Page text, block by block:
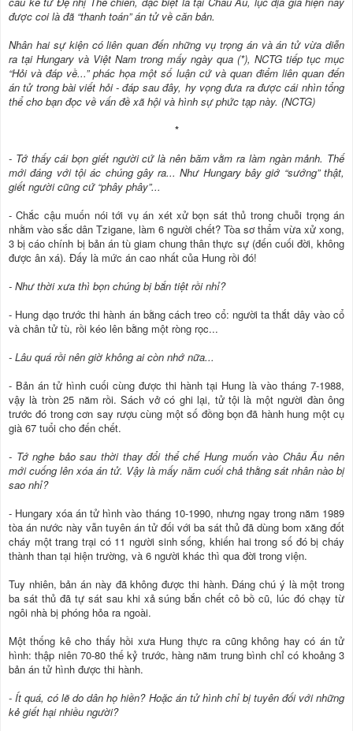
được coi là đã “thanh toán” án tử về căn bản.
Nhân hai sự kiện có liên quan đến những vụ trọng án và án tử vừa diễn
ra tại Hungary và Việt Nam trong mấy ngày qua (*), NCTG tiếp tục mục
“Hỏi và đáp về...” phác họa một số luận cứ và quan điểm liên quan đến
án tử trong bài viết hỏi - đáp sau đây, hy vọng đưa ra được cái nhìn tổng
thể cho bạn đọc về vấn đề xã hội và hình sự phức tạp này. (NCTG)
*
- Tớ thấy cái bọn giết người cứ là nên băm vằm ra làm ngàn mảnh. Thế
mới đáng với tội ác chúng gây ra... Như Hungary bây giớ “sướng” thật,
giết người cũng cứ “phây phây”...
- Chắc cậu muốn nói tới vụ án xét xử bọn sát thủ trong chuỗi trọng án
nhằm vào sắc dân Tzigane, làm 6 người chết? Tòa sơ thẩm vừa xử xong,
3 bị cáo chính bị bản án tù giam chung thân thực sự (đến cuối đời, không
được ân xá). Đấy là mức án cao nhất của Hung rồi đó!
- Như thời xưa thì bọn chúng bị bắn tiệt rồi nhỉ?
- Hung dạo trước thi hành án bằng cách treo cổ: người ta thắt dây vào cổ
và chân tử tù, rồi kéo lên bằng một ròng rọc...
- Lâu quá rồi nên giờ không ai còn nhớ nữa...
- Bản án tử hình cuối cùng được thi hành tại Hung là vào tháng 7-1988,
vậy là tròn 25 năm rồi. Sách vở có ghi lại, tử tội là một người đàn ông
trước đó trong cơn say rượu cùng một số đồng bọn đã hành hung một cụ
già 67 tuổi cho đến chết.
- Tớ nghe bảo sau thời thay đổi thể chế Hung muốn vào Châu Âu nên
mới cuống lên xóa án tử. Vậy là mấy năm cuối chả thằng sát nhân nào bị
sao nhỉ?
- Hungary xóa án tử hình vào tháng 10-1990, nhưng ngay trong năm 1989
tòa án nước này vẫn tuyên án tử đối với ba sát thủ đã dùng bom xăng đốt
cháy một trang trại có 11 người sinh sống, khiến hai trong số đó bị cháy
thành than tại hiện trường, và 6 người khác thì qua đời trong viện.
Tuy nhiên, bản án này đã không được thi hành. Đáng chú ý là một trong
ba sát thủ đã tự sát sau khi xả súng bắn chết cô bồ cũ, lúc đó chạy từ
ngôi nhà bị phóng hỏa ra ngoài.
Một thống kê cho thấy hồi xưa Hung thực ra cũng không hay có án tử
hình: thập niên 70-80 thế kỷ trước, hàng năm trung bình chỉ có khoảng 3
bản án tử hình được thi hành.
- Ít quá, có lẽ do dân họ hiền? Hoặc án tử hình chỉ bị tuyên đối với những
kẻ giết hại nhiều người?